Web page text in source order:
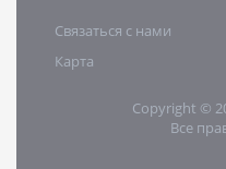
Связаться с нами
Карта
Copyright ©
Все